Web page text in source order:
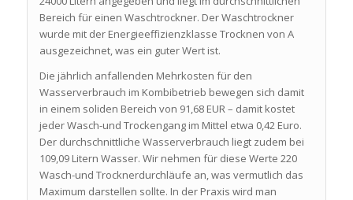
Bereich für einen Waschtrockner. Der Waschtrockner
wurde mit der Energieeffizienzklasse Trocknen von A
ausgezeichnet, was ein guter Wert ist.
Die jährlich anfallenden Mehrkosten für den
Wasserverbrauch im Kombibetrieb bewegen sich damit
in einem soliden Bereich von 91,68 EUR – damit kostet
jeder Wasch-und Trockengang im Mittel etwa 0,42 Euro.
Der durchschnittliche Wasserverbrauch liegt zudem bei
109,09 Litern Wasser. Wir nehmen für diese Werte 220
Wasch-und Trocknerdurchläufe an, was vermutlich das
Maximum darstellen sollte. In der Praxis wird man